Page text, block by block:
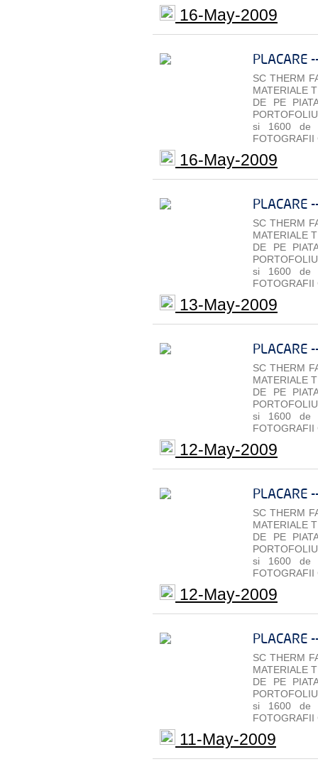
16-May-2009
PLACARE
SC THERM
MATERIALE
DE PE
si 1600 de
FOTOGRAFII
16-May-2009
PLACARE
SC THERM
MATERIALE
DE PE
si 1600 de
FOTOGRAFII
13-May-2009
PLACARE
SC THERM
MATERIALE
DE PE
si 1600 de
FOTOGRAFII
12-May-2009
PLACARE
SC THERM
MATERIALE
DE PE
si 1600 de
FOTOGRAFII
12-May-2009
PLACARE
SC THERM
MATERIALE
DE PE
si 1600 de
FOTOGRAFII
11-May-2009